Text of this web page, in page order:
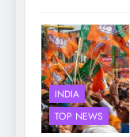
INDIA
TOP NEWS